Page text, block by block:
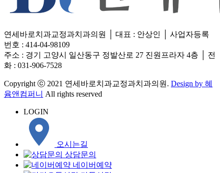
연세바로치과교정과치과의원 │ 대표 : 안상인 │ 사업자등록
번호 : 414-04-98109
주소 : 경기 고양시 일산동구 정발산로 27 진원프라자 4층 │ 전
화 : 031-906-7528
Copyright ⓒ 2021 연세바로치과교정과치과의원. Design by 혜
윰앤컴퍼니 All rights reserved
LOGIN
오시는길
상담문의
네이버예약